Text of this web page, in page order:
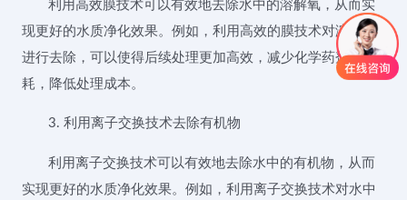
利用高效膜技术可以有效地去除水中的溶解氧，从而实
现更好的水质净化效果。例如，利用高效的膜技术对溶解氧
进行去除，可以使得后续处理更加高效，减少化学药剂的消
耗，降低处理成本。
3. 利用离子交换技术去除有机物
利用离子交换技术可以有效地去除水中的有机物，从而
实现更好的水质净化效果。例如，利用离子交换技术对水中